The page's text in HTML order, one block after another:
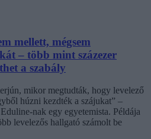
mellett, mégsem
– több mint százezer
a szabály
mikor megtudták, hogy levelező
húzni kezdték a szájukat” –
nak egy egyetemista. Példája
levelezős hallgató számolt be